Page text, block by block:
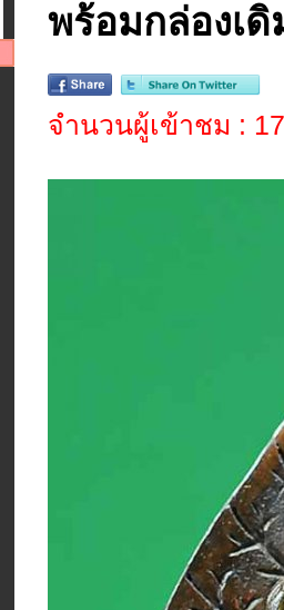
พร้อมกล่องเ
จำนวนผู้เข้าชม :